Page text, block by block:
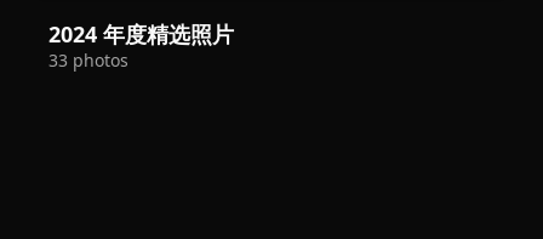
2024 年度精选照片
33 photos